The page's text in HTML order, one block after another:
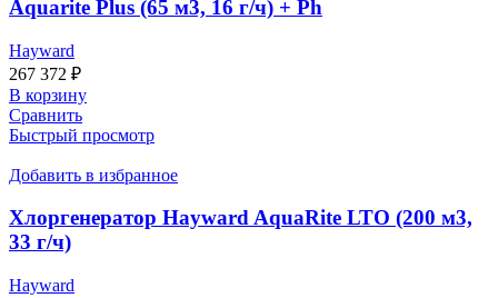
Aquarite Plus (65 м3, 16 г/ч) + Ph
Hayward
267 372 ₽
В корзину
Сравнить
Быстрый просмотр
Добавить в избранное
Хлоргенератор Hayward AquaRite LTO (200 м3,
33 г/ч)
Hayward